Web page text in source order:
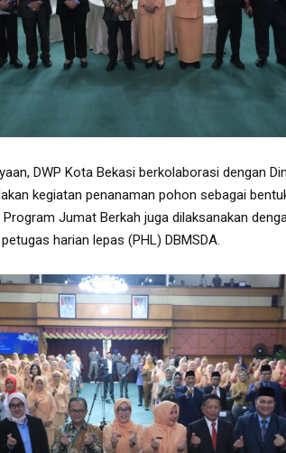
DWP Kota Bekasi berkolaborasi dengan
kegiatan penanaman pohon sebagai
Jumat Berkah juga dilaksanakan
harian lepas (PHL) DBMSDA.